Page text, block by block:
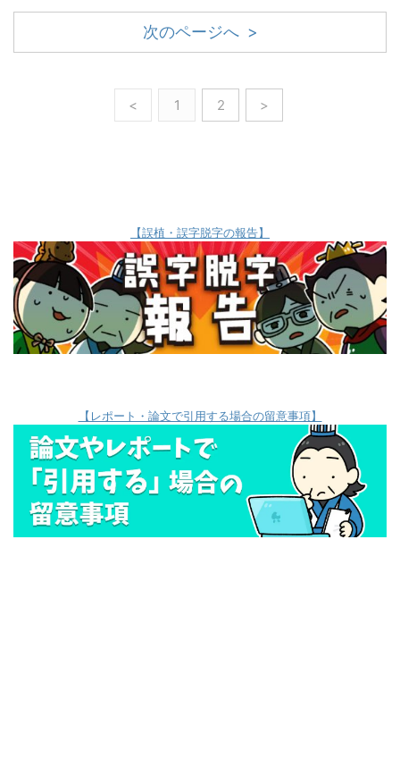
次のページへ >
< 1 2 >
【誤植・誤字脱字の報告】
【レポート・論文で引用する場合の留意事項】